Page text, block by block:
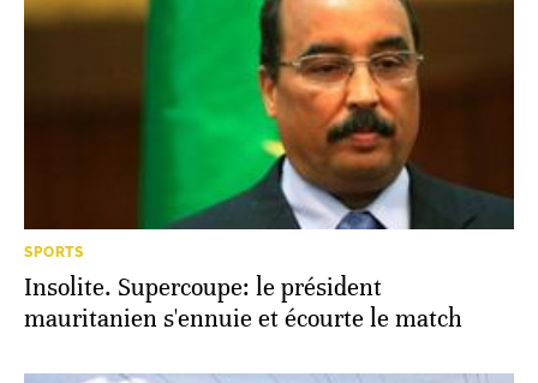
SPORTS
Insolite. Supercoupe: le président
mauritanien s'ennuie et écourte le match